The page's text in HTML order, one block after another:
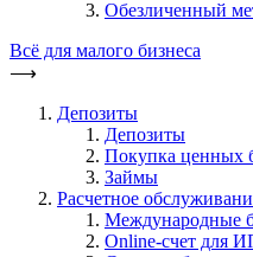
Обезличенный
Всё для малого бизнеса
⟶
Депозиты
Депозиты
Покупка ценных
Займы
Расчетное
Международные
Online-счет для